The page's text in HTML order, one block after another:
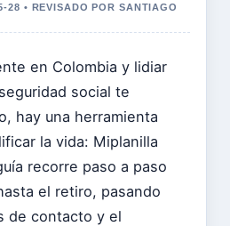
28 • REVISADO POR SANTIAGO
en Colombia y lidiar
social te
hay una herramienta
la vida: Miplanilla
recorre paso a paso
el retiro, pasando
de contacto y el